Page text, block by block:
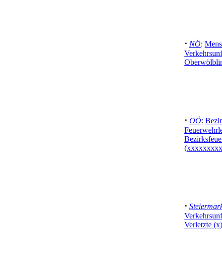
· NÖ:
· OÖ:
·
Verletzte (x)